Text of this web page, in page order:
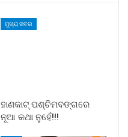
ମୁଖ୍ୟ ଖବର
ହାଣକାଟ୍‌ ପଶ୍ଚିମବଙ୍ଗରେ
ନୂଆ କଥା ନୁହେଁ!!!